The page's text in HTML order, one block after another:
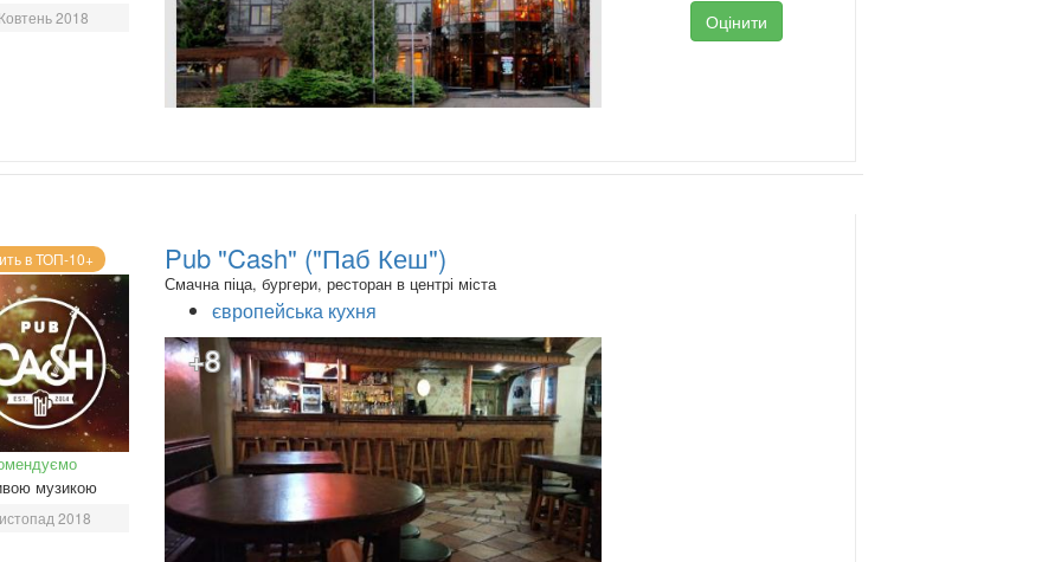
2018 Оцінити
в ТОП-10+
музикою
2018
Pub "Cash" ("Паб Кеш")
Смачна піца, бургери, ресторан в центрі міста
європейська кухня
+8